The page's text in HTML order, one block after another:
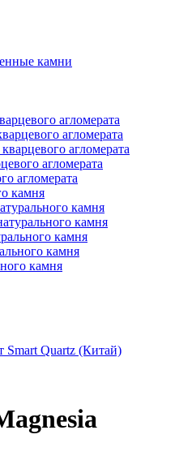
камни
агломерата
агломерата
агломерата
агломерата
агломерата
камня
камня
камня
камня
камня
камня
Smart Quartz (Китай)